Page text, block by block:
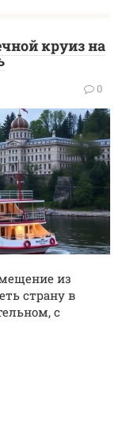
круиз на
0
из
страну в
с